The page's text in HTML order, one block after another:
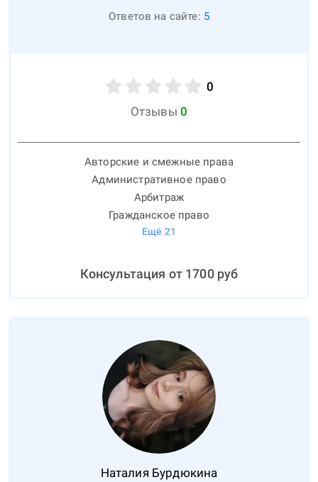
Ответов на сайте: 5
0
Отзывы 0
Авторские и смежные права
Административное право
Арбитраж
Гражданское право
Ещё 21
Консультация от 1700руб
Наталия Бурдюкина